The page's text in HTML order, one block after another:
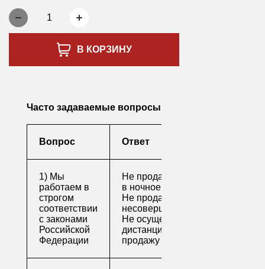
1
В КОРЗИНУ
Часто задаваемые вопросы
Вопрос Ответ
1) Мы
работаем в
строгом
соответствии
с законами
Российской
Федерации
Не продаем алкоголь
в ночное время
Не продаем алкоголь
несовершеннолетним
Не осуществляем
дистанционную
продажу